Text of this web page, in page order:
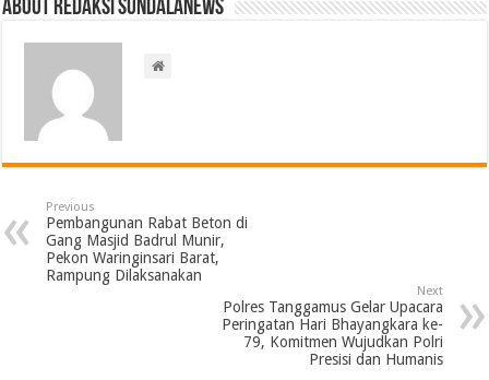
About Redaksi Sundalanews
Previous
Pembangunan Rabat Beton di
Gang Masjid Badrul Munir,
Pekon Waringinsari Barat,
Rampung Dilaksanakan
Next
Polres Tanggamus Gelar Upacara
Peringatan Hari Bhayangkara ke-
79, Komitmen Wujudkan Polri
Presisi dan Humanis